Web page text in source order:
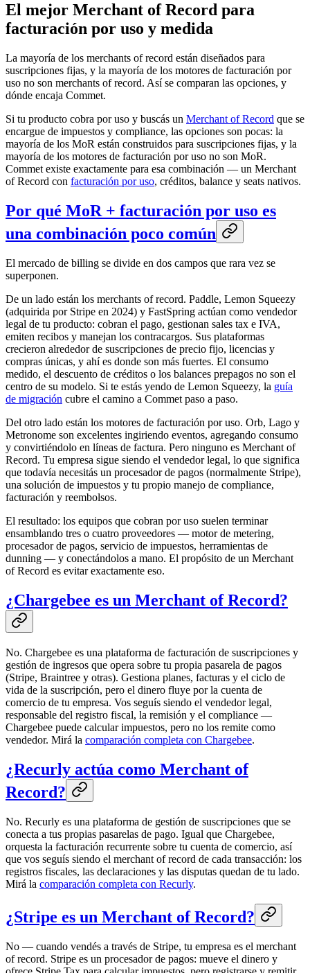
El mejor Merchant of Record para
facturación por uso y medida
La mayoría de los merchants of record están diseñados para
suscripciones fijas, y la mayoría de los motores de facturación por
uso no son merchants of record. Así se comparan las opciones, y
dónde encaja Commet.
Si tu producto cobra por uso y buscás un Merchant of Record que se
encargue de impuestos y compliance, las opciones son pocas: la
mayoría de los MoR están construidos para suscripciones fijas, y la
mayoría de los motores de facturación por uso no son MoR.
Commet existe exactamente para esa combinación — un Merchant
of Record con facturación por uso, créditos, balance y seats nativos.
Por qué MoR + facturación por uso es
una combinación poco común
El mercado de billing se divide en dos campos que rara vez se
superponen.
De un lado están los merchants of record. Paddle, Lemon Squeezy
(adquirida por Stripe en 2024) y FastSpring actúan como vendedor
legal de tu producto: cobran el pago, gestionan sales tax e IVA,
emiten recibos y manejan los contracargos. Sus plataformas
crecieron alrededor de suscripciones de precio fijo, licencias y
compras únicas, y ahí es donde son más fuertes. El consumo
medido, el descuento de créditos o los balances prepagos no son el
centro de su modelo. Si te estás yendo de Lemon Squeezy, la guía
de migración cubre el camino a Commet paso a paso.
Del otro lado están los motores de facturación por uso. Orb, Lago y
Metronome son excelentes ingiriendo eventos, agregando consumo
y convirtiéndolo en líneas de factura. Pero ninguno es Merchant of
Record. Tu empresa sigue siendo el vendedor legal, lo que significa
que todavía necesitás un procesador de pagos (normalmente Stripe),
una solución de impuestos y tu propio manejo de compliance,
facturación y reembolsos.
El resultado: los equipos que cobran por uso suelen terminar
ensamblando tres o cuatro proveedores — motor de metering,
procesador de pagos, servicio de impuestos, herramientas de
dunning — y conectándolos a mano. El propósito de un Merchant
of Record es evitar exactamente eso.
¿Chargebee es un Merchant of Record?
No. Chargebee es una plataforma de facturación de suscripciones y
gestión de ingresos que opera sobre tu propia pasarela de pagos
(Stripe, Braintree y otras). Gestiona planes, facturas y el ciclo de
vida de la suscripción, pero el dinero fluye por la cuenta de
comercio de tu empresa. Vos seguís siendo el vendedor legal,
responsable del registro fiscal, la remisión y el compliance —
Chargebee puede calcular impuestos, pero no los remite como
vendedor. Mirá la comparación completa con Chargebee.
¿Recurly actúa como Merchant of
Record?
No. Recurly es una plataforma de gestión de suscripciones que se
conecta a tus propias pasarelas de pago. Igual que Chargebee,
orquesta la facturación recurrente sobre tu cuenta de comercio, así
que vos seguís siendo el merchant of record de cada transacción: los
registros fiscales, las declaraciones y las disputas quedan de tu lado.
Mirá la comparación completa con Recurly.
¿Stripe es un Merchant of Record?
No — cuando vendés a través de Stripe, tu empresa es el merchant
of record. Stripe es un procesador de pagos: mueve el dinero y